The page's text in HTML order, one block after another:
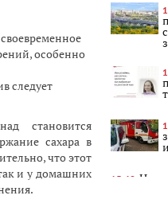
особенно
следует
становится
сахара в
что этот
и у домашних
15:48